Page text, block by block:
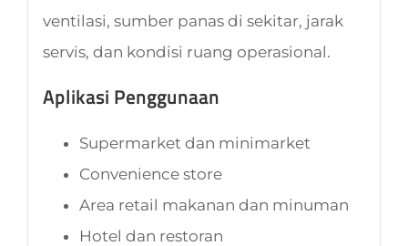
ventilasi, sumber panas di sekitar, jarak
servis, dan kondisi ruang operasional.
Aplikasi Penggunaan
Supermarket dan minimarket
Convenience store
Area retail makanan dan minuman
Hotel dan restoran